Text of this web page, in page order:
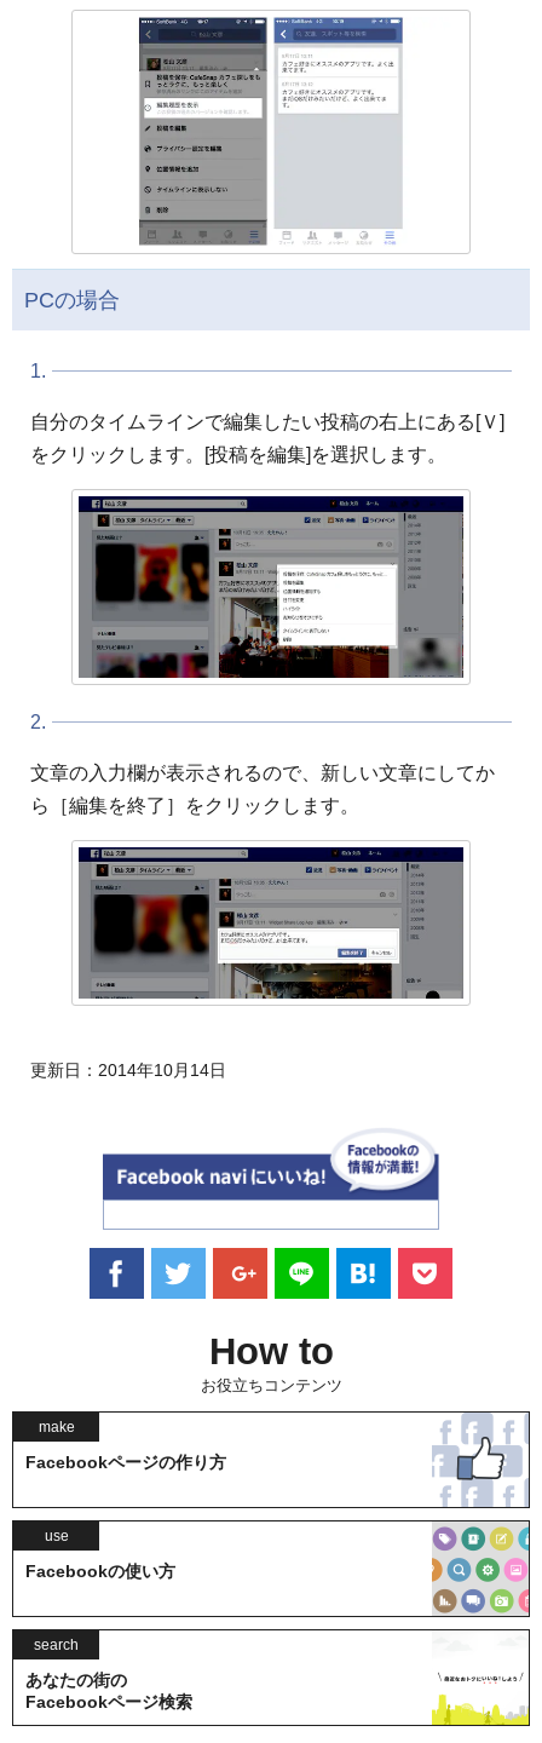
PCの場合
1.
自分のタイムラインで編集したい投稿の右上にある[Ｖ]
をクリックします。[投稿を編集]を選択します。
2.
文章の入力欄が表示されるので、新しい文章にしてか
ら［編集を終了］をクリックします。
更新日： 2014年10月14日
How to
お役立ちコンテンツ
make
Facebookページの作り方
use
Facebookの使い方
search
あなたの街の
Facebookページ検索